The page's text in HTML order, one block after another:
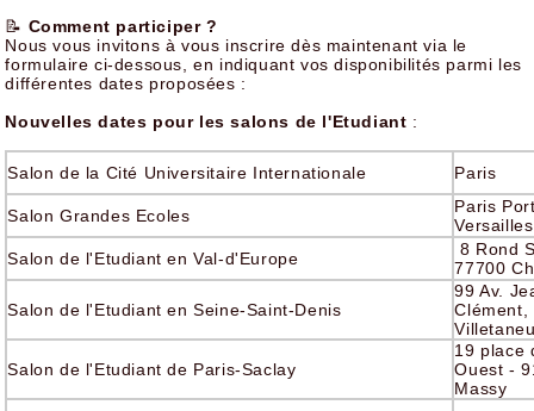
📝 Comment participer ?
Nous vous invitons à vous inscrire dès maintenant via le
formulaire ci-dessous, en indiquant vos disponibilités parmi les
différentes dates proposées :
Nouvelles dates pour les salons de l'Etudiant :
Salon de la Cité Universitaire Internationale Paris
Salon Grandes Ecoles
Paris
Versailles
Salon de l'Etudiant en Val-d'Europe
8 Rond
77700
Salon de l'Etudiant en Seine-Saint-Denis
99 Av.
Clément,
Salon de l'Etudiant de Paris-Saclay
19 place
Ouest -
Massy